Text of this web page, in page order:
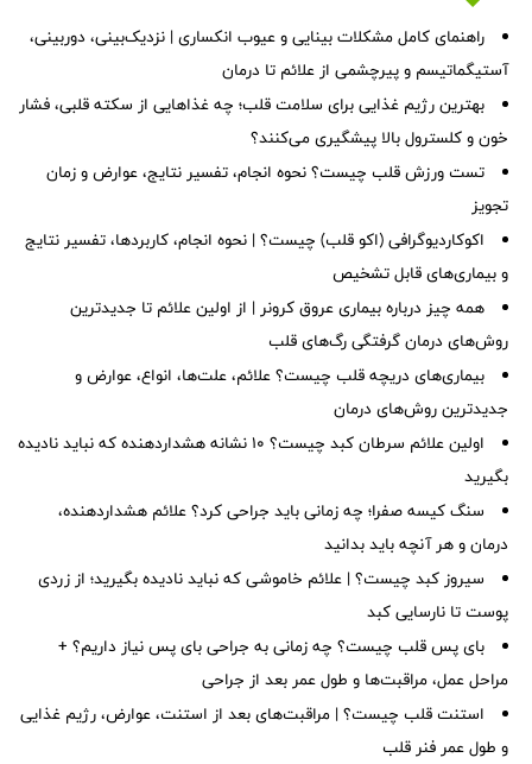
راهنمای کامل مشکلات بینایی و عیوب انکساری | نزدیک‌بینی، دوربینی،
آستیگماتیسم و پیرچشمی از علائم تا درمان
بهترین رژیم غذایی برای سلامت قلب؛ چه غذاهایی از سکته قلبی، فشار
خون و کلسترول بالا پیشگیری می‌کنند؟
تست ورزش قلب چیست؟ نحوه انجام، تفسیر نتایج، عوارض و زمان
تجویز
اکوکاردیوگرافی (اکو قلب) چیست؟ | نحوه انجام، کاربردها، تفسیر نتایج
و بیماری‌های قابل تشخیص
همه چیز درباره بیماری عروق کرونر | از اولین علائم تا جدیدترین
روش‌های درمان گرفتگی رگ‌های قلب
بیماری‌های دریچه قلب چیست؟ علائم، علت‌ها، انواع، عوارض و
جدیدترین روش‌های درمان
اولین علائم سرطان کبد چیست؟ ۱۰ نشانه هشداردهنده که نباید نادیده
بگیرید
سنگ کیسه صفرا؛ چه زمانی باید جراحی کرد؟ علائم هشداردهنده،
درمان و هر آنچه باید بدانید
سیروز کبد چیست؟ | علائم خاموشی که نباید نادیده بگیرید؛ از زردی
پوست تا نارسایی کبد
بای پس قلب چیست؟ چه زمانی به جراحی بای پس نیاز داریم؟ +
مراحل عمل، مراقبت‌ها و طول عمر بعد از جراحی
استنت قلب چیست؟ | مراقبت‌های بعد از استنت، عوارض، رژیم غذایی
و طول عمر فنر قلب